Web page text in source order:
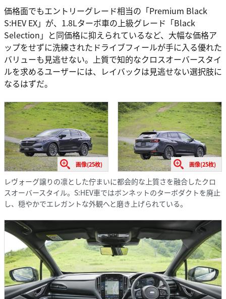
価格面でもエントリーグレード相当の「Premium Black
S:HEV EX」が、1.8Lターボ車の上級グレード「Black
Selection」と同価格に抑えられているなど、大幅な価格ア
ップをせずに洗練されたドライブフィールが手に入る優れた
バリューも見逃せない。上質で知的なクロスオーバースタイ
ルを求めるユーザーには、レイバックは見逃せない選択肢に
なるはずだ。
画像(25枚) 画像(25枚)
レヴォーグ譲りの凛とした佇まいに都会的な上質さを融合したクロ
スオーバースタイル。S:HEV車ではボンネットのターボダクトを廃止
し、穏やかでエレガントな外観へと磨き上げられている。